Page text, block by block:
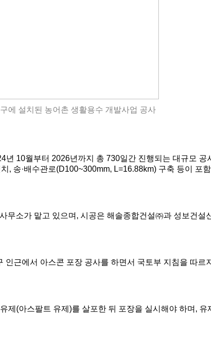
에 설치된 농어촌 생활용수 개발사업 공사
년 10월부터 2026년까지 총 730일간 진행되는 대규모 공
, 송·배수관로(D100~300mm, L=16.88km) 구축 등이 포
무소가 맡고 있으며 , 시공은 해솔종합건설㈜과 성보건설
인근에서 아스콘 포장 공사를 하면서 국토부 지침을 따르
제 (아스팔트 유제 )를 살포한 뒤 포장을 실시해야 하며 , 유